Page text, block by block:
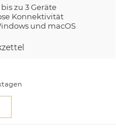
zu 3 Geräte
Konnektivität
und macOS